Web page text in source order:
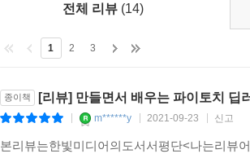
전체 리뷰 (14)
1 2 3
종이책 [리뷰] 만들면서 배우는 파이토치 딥
m******y 2021-09-23 신고
본리뷰는한빛미디어의도서서평단<나는리뷰